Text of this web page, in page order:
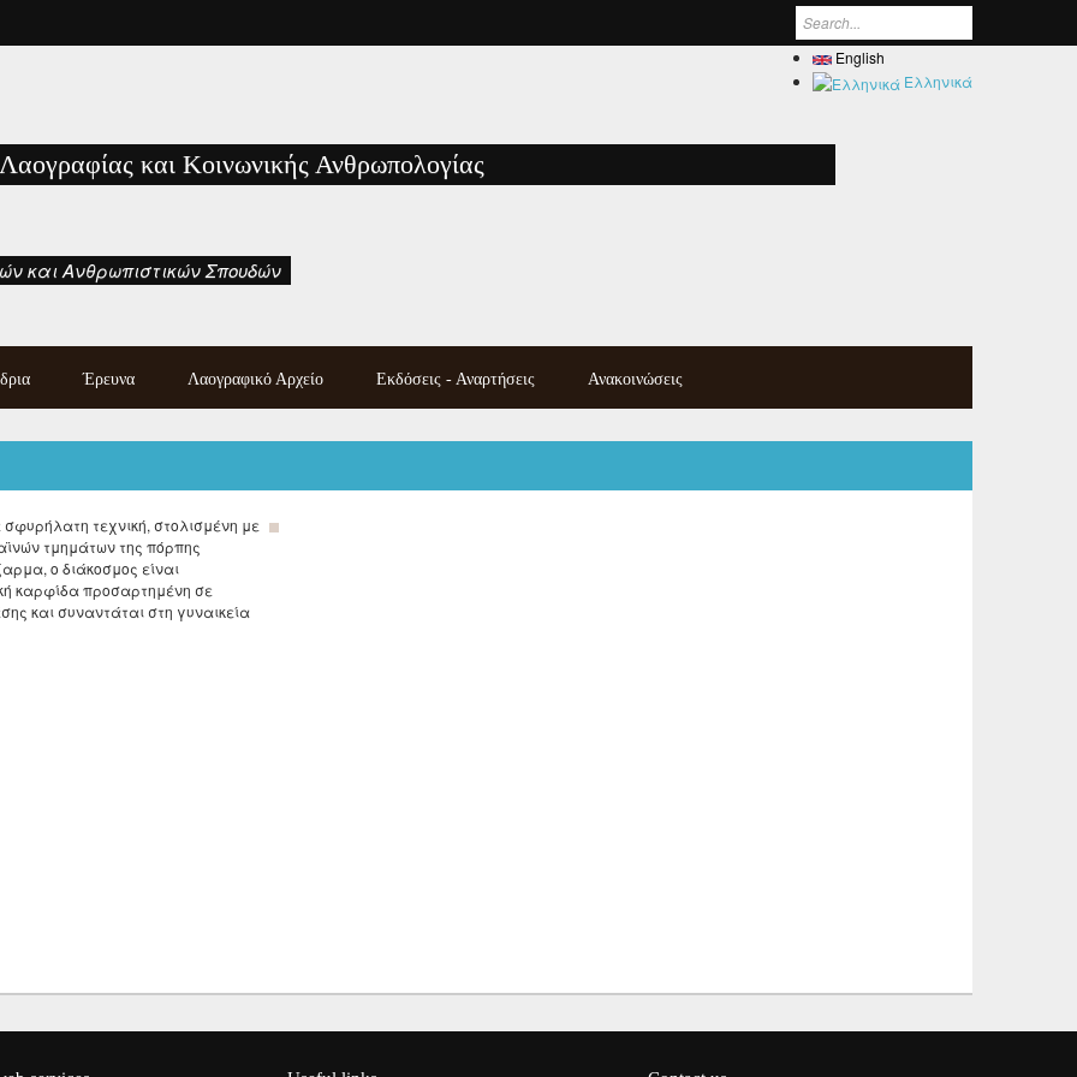
Search form
English
Ελληνικά
και Ανθρωπιστικών Σπουδών
και Κοινωνικής Ανθρωπολογίας
Έρευνα Λαογραφικό Αρχείο
Κατάλογος χειρογράφων
Εκδόσεις - Αναρτήσεις
Εκδόσεις των μελών του
Ανακοινώσεις
τεχνική, στολισμένη με
τμημάτων της πόρπης
ο διάκοσμος είναι
καρφίδα προσαρτημένη σε
και συναντάται στη γυναικεία